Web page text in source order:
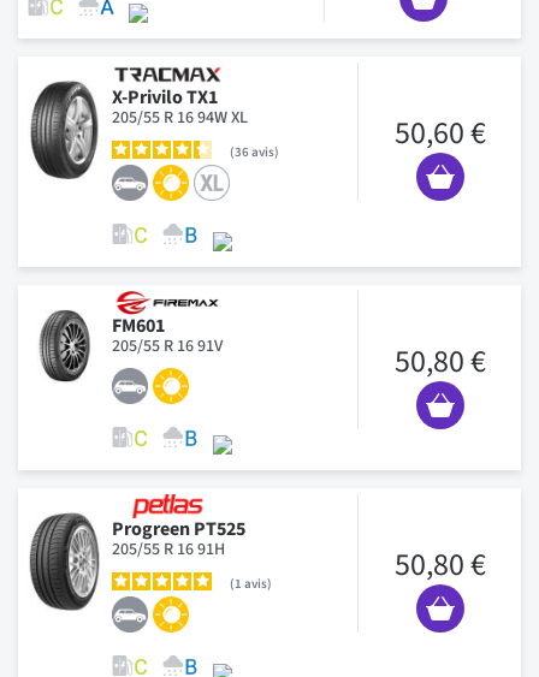
X-Privilo TX1
205/55 R 16 94W XL
36avis 50,60 €
FM601
205/55 R 16 91V 50,80 €
Progreen PT525
205/55 R 16 91H
1 avis 50,80 €